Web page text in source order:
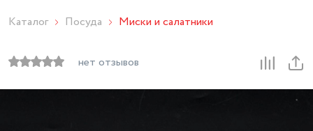
Каталог Посуда Миски и салатники
нет отзывов